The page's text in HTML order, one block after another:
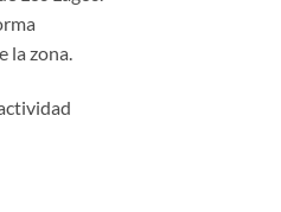
la zona.